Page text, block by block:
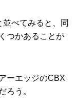
べてみると、同
つかあることが
ーエッジのCBX
ろう。